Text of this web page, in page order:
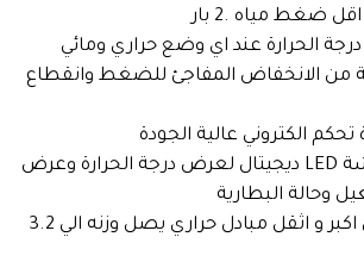
ضغط مياه .2 بار
الحرارة عند اي وضع حراري ومائي
من الانخفاض المفاجئ للضغط وانقطاع
تحكم الكتروني عالية الجودة
مزود بشاشة LED ديجيتال لعرض درجة الحرارة وعرض
وحالة البطارية
يحتوي علي اكبر و اثقل مبادل حراري يصل وزنه الي 3.2